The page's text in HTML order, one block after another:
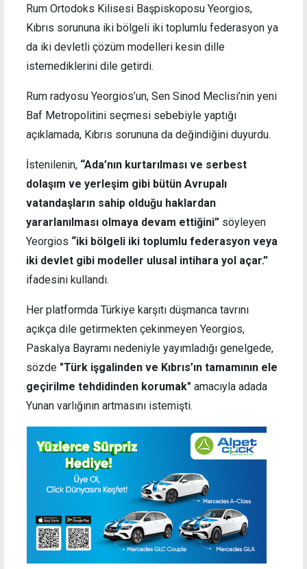
Rum Ortodoks Kilisesi Başpiskoposu Yeorgios,
Kıbrıs sorununa iki bölgeli iki toplumlu federasyon ya
da iki devletli çözüm modelleri kesin dille
istemediklerini dile getirdi.
Rum radyosu Yeorgios’un, Sen Sinod Meclisi’nin yeni
Baf Metropolitini seçmesi sebebiyle yaptığı
açıklamada, Kıbrıs sorununa da değindiğini duyurdu.
İstenilenin, “Ada’nın kurtarılması ve serbest
dolaşım ve yerleşim gibi bütün Avrupalı
vatandaşların sahip olduğu haklardan
yararlanılması olmaya devam ettiğini” söyleyen
Yeorgios “iki bölgeli iki toplumlu federasyon veya
iki devlet gibi modeller ulusal intihara yol açar.”
ifadesini kullandı.
Her platformda Türkiye karşıtı düşmanca tavrını
açıkça dile getirmekten çekinmeyen Yeorgios,
Paskalya Bayramı nedeniyle yayımladığı genelgede,
sözde "Türk işgalinden ve Kıbrıs’ın tamamının ele
geçirilme tehdidinden korumak" amacıyla adada
Yunan varlığının artmasını istemişti.